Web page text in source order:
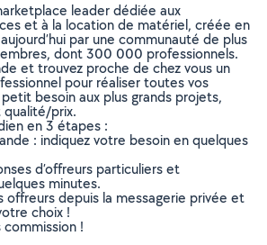
leader dédiée aux
et à la location de matériel, créée en
par une communauté de plus
dont 300 000 professionnels.
et trouvez proche de chez vous un
pour réaliser toutes vos
besoin aux plus grands projets,
qualité/prix.
en 3 étapes :
: indiquez votre besoin en quelques
d’offreurs particuliers et
minutes.
offreurs depuis la messagerie privée et
choix !
!